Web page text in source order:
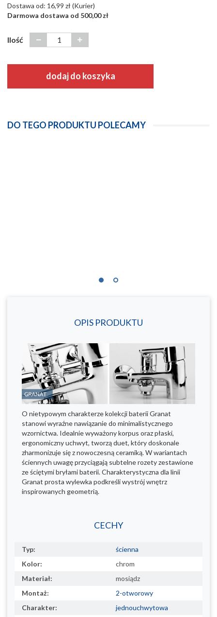
Dostawa od: 16,99 zł (Kurier)
Darmowa dostawa od 500,00 zł
Ilość
dodaj do koszyka
DO TEGO PRODUKTU POLECAMY
OPIS PRODUKTU
O nietypowym charakterze kolekcji baterii Granat
stanowi wyraźne nawiązanie do minimalistycznego
wzornictwa. Idealnie wyważony korpus oraz płaski,
ergonomiczny uchwyt, tworzą duet, który doskonale
zharmonizuje się z nowoczesną ceramiką. W wariantach
ściennych uwagę przyciągają subtelne rozety zestawione
ze ściętymi bryłami baterii. Charakterystyczna dla linii
Granat prosta wylewka podkreśli wystrój wnętrz
inspirowanych geometrią.
CECHY
Typ:
ścienna
Kolor:
chrom
Materiał:
mosiądz
Montaż:
2-otworowy
Charakter:
jednouchwytowa